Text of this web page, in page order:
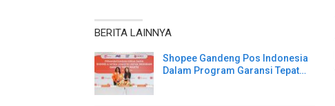
BERITA LAINNYA
Shopee Gandeng Pos Indonesia
Dalam Program Garansi Tepat…